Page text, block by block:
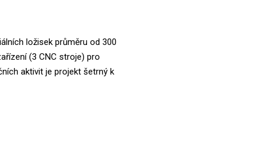
ložisek průměru od 300
(3 CNC stroje) pro
aktivit je projekt šetrný k